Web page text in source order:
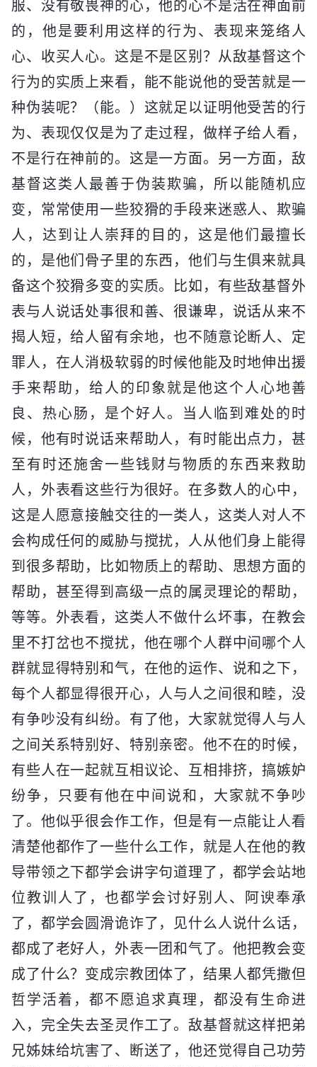
服、没有敬畏神的心，他的心不是活在神面前
的，他是要利用这样的行为、表现来笼络人
心、收买人心。这是不是区别？从敌基督这个
行为的实质上来看，能不能说他的受苦就是一
种伪装呢？（能。）这就足以证明他受苦的行
为、表现仅仅是为了走过程，做样子给人看，
不是行在神前的。这是一方面。另一方面，敌
基督这类人最善于伪装欺骗，所以能随机应
变，常常使用一些狡猾的手段来迷惑人、欺骗
人，达到让人崇拜的目的，这是他们最擅长
的，是他们骨子里的东西，他们与生俱来就具
备这个狡猾多变的实质。比如，有些敌基督外
表与人说话处事很和善、很谦卑，说话从来不
揭人短，给人留有余地，也不随意论断人、定
罪人，在人消极软弱的时候他能及时地伸出援
手来帮助，给人的印象就是他这个人心地善
良、热心肠，是个好人。当人临到难处的时
候，他有时说话来帮助人，有时能出点力，甚
至有时还施舍一些钱财与物质的东西来救助
人，外表看这些行为很好。在多数人的心中，
这是人愿意接触交往的一类人，这类人对人不
会构成任何的威胁与搅扰，人从他们身上能得
到很多帮助，比如物质上的帮助、思想方面的
帮助，甚至得到高级一点的属灵理论的帮助，
等等。外表看，这类人不做什么坏事，在教会
里不打岔也不搅扰，他在哪个人群中间哪个人
群就显得特别和气，在他的运作、说和之下，
每个人都显得很开心，人与人之间很和睦，没
有争吵没有纠纷。有了他，大家就觉得人与人
之间关系特别好、特别亲密。他不在的时候，
有些人在一起就互相议论、互相排挤，搞嫉妒
纷争，只要有他在中间说和，大家就不争吵
了。他似乎很会作工作，但是有一点能让人看
清楚他都作了一些什么工作，就是人在他的教
导带领之下都学会讲字句道理了，都学会站地
位教训人了，也都学会讨好别人、阿谀奉承
了，都学会圆滑诡诈了，见什么人说什么话，
都成了老好人，外表一团和气了。他把教会变
成了什么？变成宗教团体了，结果人都凭撒但
哲学活着，都不愿追求真理，都没有生命进
入，完全失去圣灵作工了。敌基督就这样把弟
兄姊妹给坑害了、断送了，他还觉得自己功劳